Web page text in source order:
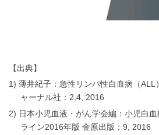
【出典】
1) 薄井紀子：急性リンパ性白血病（
ャーナル社：2,4, 2016
2) 日本小児血液・がん学会編：小児白
ライン2016年版 金原出版：9, 2016